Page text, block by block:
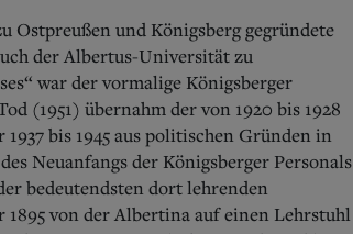
Ostpreußen und Königsberg gegründete
der Albertus-Universität zu
war der vormalige Königsberger
(1951) übernahm der von 1920 bis 1928
bis 1945 aus politischen Gründen in
Neuanfangs der Königsberger Personals
bedeutendsten dort lehrenden
von der Albertina auf einen Lehrstuhl